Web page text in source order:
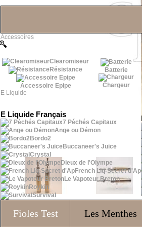
Accessoires
Clearomiseur
Résistance
Accessoire Epipe
Batterie
Chargeur
E Liquide
E Liquide Français
7 Péchés Capitaux
Ange ou Démon
Bordo2
Buccaneer's Juice
Crystal
Dieux de l'Olympe
French Liq-Secret d'Ap
Le Vapoteur Breton
Roykin
Survival
Fioles Test Les Menthes